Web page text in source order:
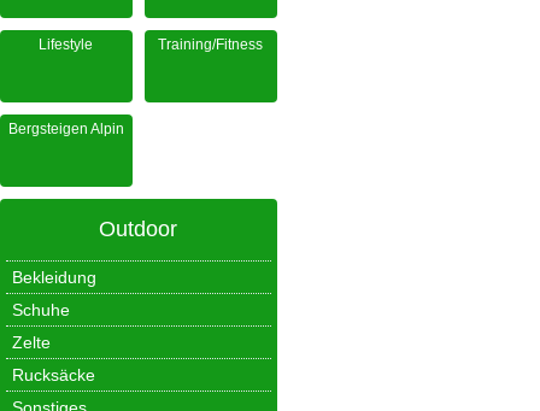
Lifestyle Training/Fitness
Bergsteigen Alpin
Outdoor
Bekleidung
Schuhe
Zelte
Rucksäcke